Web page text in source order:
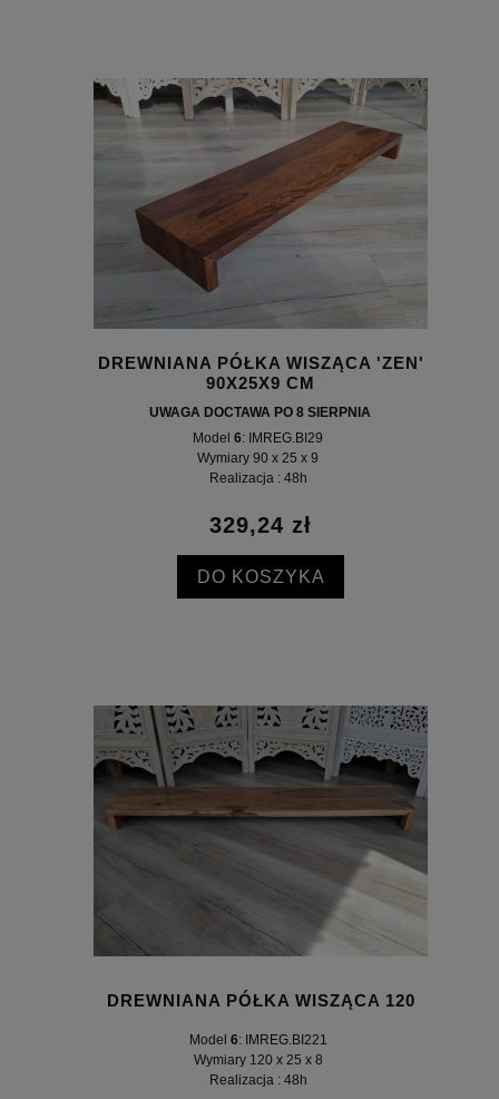
DREWNIANA PÓŁKA WISZĄCA 'ZEN'
90X25X9 CM
UWAGA DOCTAWA PO 8 SIERPNIA
Model 6: IMREG.BI29
Wymiary 90 x 25 x 9
Realizacja : 48h
329,24 zł
DO KOSZYKA
DREWNIANA PÓŁKA WISZĄCA 120
Model 6: IMREG.BI221
Wymiary 120 x 25 x 8
Realizacja : 48h